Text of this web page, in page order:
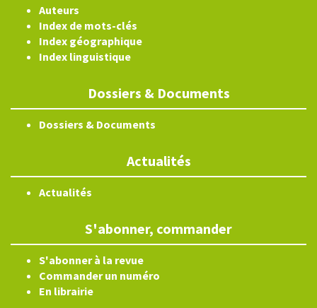
Auteurs
Index de mots-clés
Index géographique
Index linguistique
Dossiers & Documents
Dossiers & Documents
Actualités
Actualités
S'abonner, commander
S'abonner à la revue
Commander un numéro
En librairie